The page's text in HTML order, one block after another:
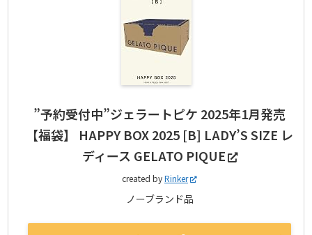
”予約受付中”ジェラートピケ 2025年1月発売
【福袋】 HAPPY BOX 2025 [B] LADY’S SIZE レ
ディース GELATO PIQUE
created byRinker
ノーブランド品